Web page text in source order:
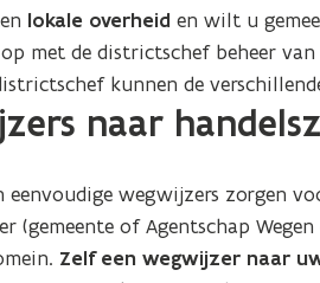
lokale overheid en wilt u
met de districtschef beheer
kunnen de
naar
eenvoudige wegwijzers zorgen
(gemeente of Agentschap
Zelf een wegwijzer naar